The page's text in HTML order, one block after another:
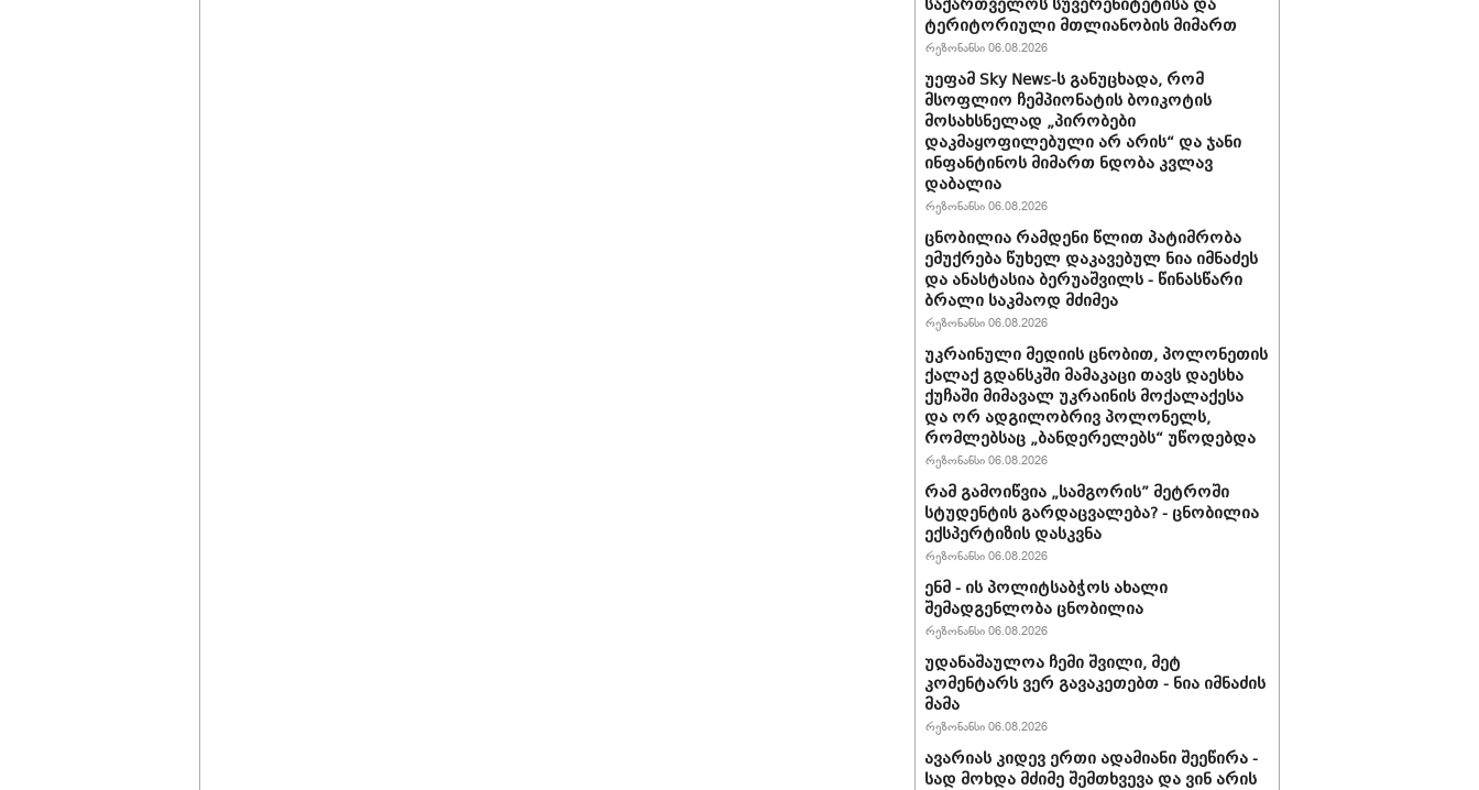
საქართველოს სუვერენიტეტისა და
ტერიტორიული მთლიანობის მიმართ
რეზონანსი 06.08.2026
უეფამ Sky News-ს განუცხადა, რომ
მსოფლიო ჩემპიონატის ბოიკოტის
მოსახსნელად „პირობები
დაკმაყოფილებული არ არის“ და ჯანი
ინფანტინოს მიმართ ნდობა კვლავ
დაბალია
რეზონანსი 06.08.2026
ცნობილია რამდენი წლით პატიმრობა
ემუქრება წუხელ დაკავებულ ნია იმნაძეს
და ანასტასია ბერუაშვილს - წინასწარი
ბრალი საკმაოდ მძიმეა
რეზონანსი 06.08.2026
უკრაინული მედიის ცნობით, პოლონეთის
ქალაქ გდანსკში მამაკაცი თავს დაესხა
ქუჩაში მიმავალ უკრაინის მოქალაქესა
და ორ ადგილობრივ პოლონელს,
რომლებსაც „ბანდერელებს“ უწოდებდა
რეზონანსი 06.08.2026
რამ გამოიწვია „სამგორის” მეტროში
სტუდენტის გარდაცვალება? - ცნობილია
ექსპერტიზის დასკვნა
რეზონანსი 06.08.2026
ენმ - ის პოლიტსაბჭოს ახალი
შემადგენლობა ცნობილია
რეზონანსი 06.08.2026
უდანაშაულოა ჩემი შვილი, მეტ
კომენტარს ვერ გავაკეთებთ - ნია იმნაძის
მამა
რეზონანსი 06.08.2026
ავარიას კიდევ ერთი ადამიანი შეეწირა -
სად მოხდა მძიმე შემთხვევა და ვინ არის